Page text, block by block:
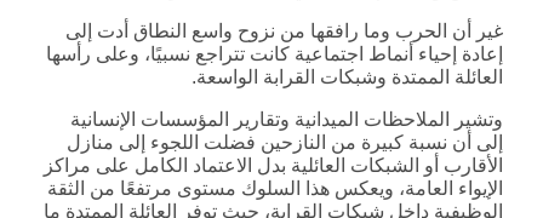
غير أن الحرب وما رافقها من نزوح واسع النطاق أدت إلى
إعادة إحياء أنماط اجتماعية كانت تتراجع نسبيًا، وعلى رأسها
العائلة الممتدة وشبكات القرابة الواسعة.
وتشير الملاحظات الميدانية وتقارير المؤسسات الإنسانية
إلى أن نسبة كبيرة من النازحين فضلت اللجوء إلى منازل
الأقارب أو الشبكات العائلية بدل الاعتماد الكامل على مراكز
الإيواء العامة، ويعكس هذا السلوك مستوى مرتفعًا من الثقة
الوظيفية داخل شبكات القرابة، حيث توفر العائلة الممتدة ما